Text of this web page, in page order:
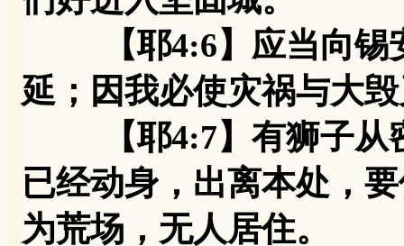
【耶4:6】应当向锡
延；因我必使灾祸与大
【耶4:7】有狮子从密
已经动身，出离本处，
为荒场，无人居住。